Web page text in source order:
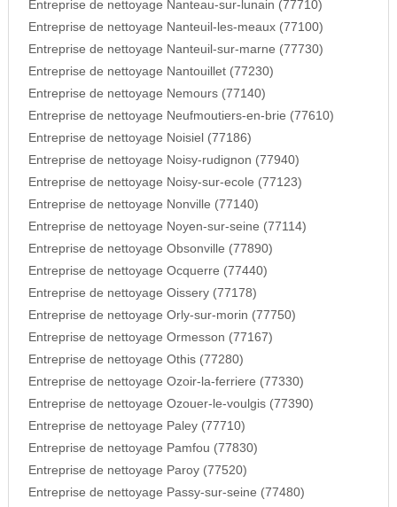
Entreprise de nettoyage Nanteau-sur-lunain (77710)
Entreprise de nettoyage Nanteuil-les-meaux (77100)
Entreprise de nettoyage Nanteuil-sur-marne (77730)
Entreprise de nettoyage Nantouillet (77230)
Entreprise de nettoyage Nemours (77140)
Entreprise de nettoyage Neufmoutiers-en-brie (77610)
Entreprise de nettoyage Noisiel (77186)
Entreprise de nettoyage Noisy-rudignon (77940)
Entreprise de nettoyage Noisy-sur-ecole (77123)
Entreprise de nettoyage Nonville (77140)
Entreprise de nettoyage Noyen-sur-seine (77114)
Entreprise de nettoyage Obsonville (77890)
Entreprise de nettoyage Ocquerre (77440)
Entreprise de nettoyage Oissery (77178)
Entreprise de nettoyage Orly-sur-morin (77750)
Entreprise de nettoyage Ormesson (77167)
Entreprise de nettoyage Othis (77280)
Entreprise de nettoyage Ozoir-la-ferriere (77330)
Entreprise de nettoyage Ozouer-le-voulgis (77390)
Entreprise de nettoyage Paley (77710)
Entreprise de nettoyage Pamfou (77830)
Entreprise de nettoyage Paroy (77520)
Entreprise de nettoyage Passy-sur-seine (77480)